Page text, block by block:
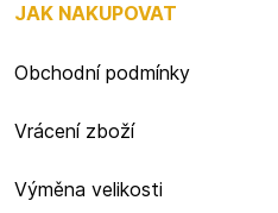
JAK NAKUPOVAT
Obchodní podmínky
Vrácení zboží
Výměna velikosti